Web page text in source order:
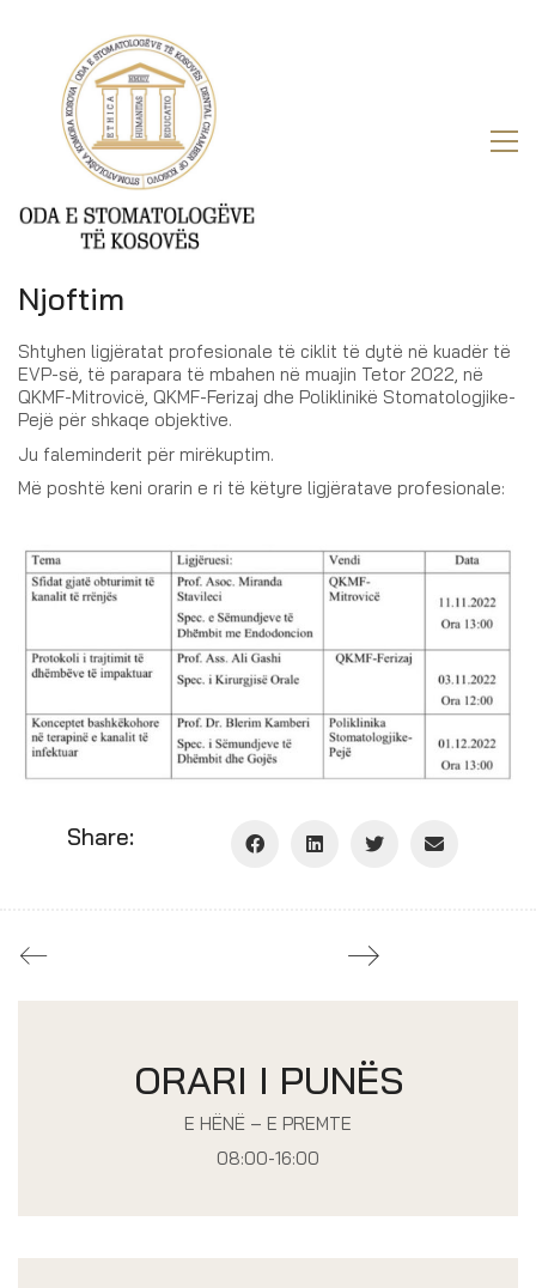
Njoftim
Shtyhen ligjëratat profesionale të ciklit të dytë në kuadër të
EVP-së, të parapara të mbahen në muajin Tetor 2022, në
QKMF-Mitrovicë, QKMF-Ferizaj dhe Poliklinikë Stomatologjike-
Pejë për shkaqe objektive.
Ju faleminderit për mirëkuptim.
Më poshtë keni orarin e ri të këtyre ligjëratave profesionale:
Share:
ORARI I PUNËS
E HËNË – E PREMTE
08:00-16:00